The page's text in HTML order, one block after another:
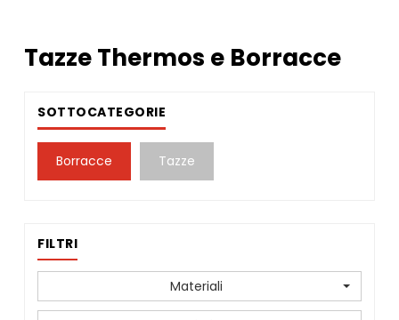
Tazze Thermos e Borracce
SOTTOCATEGORIE
Borracce Tazze
FILTRI
Materiali